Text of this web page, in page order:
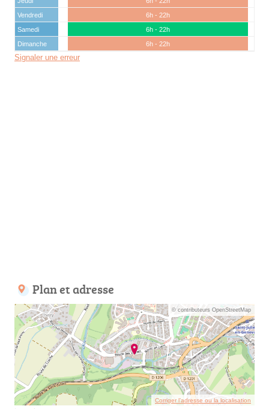
Vendredi
6h - 22h
Samedi
6h - 22h
Dimanche
6h - 22h
Signaler une erreur
Plan et adresse
© contributeurs OpenStreetMap
Corriger l’adresse ou la localisation